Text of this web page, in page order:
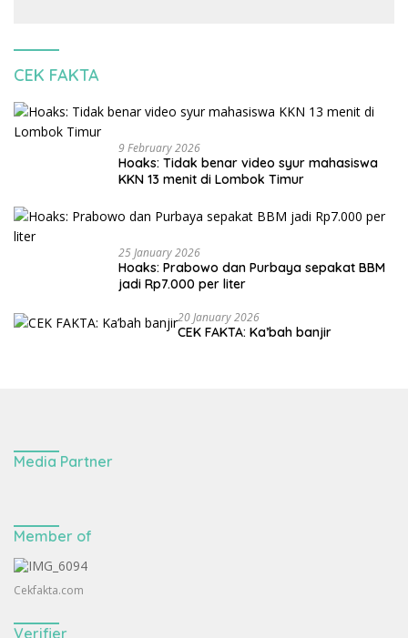
CEK FAKTA
9 February 2026
Hoaks: Tidak benar video syur mahasiswa
KKN 13 menit di Lombok Timur
25 January 2026
Hoaks: Prabowo dan Purbaya sepakat BBM
jadi Rp7.000 per liter
20 January 2026
CEK FAKTA: Ka’bah banjir
Media Partner
Member of
Cekfakta.com
Verifier